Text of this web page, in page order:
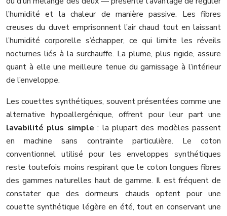
l’humidité et la chaleur de manière passive. Les fibres
creuses du duvet emprisonnent l’air chaud tout en laissant
l’humidité corporelle s’échapper, ce qui limite les réveils
nocturnes liés à la surchauffe. La plume, plus rigide, assure
quant à elle une meilleure tenue du garnissage à l’intérieur
de l’enveloppe.
Les couettes synthétiques, souvent présentées comme une
alternative hypoallergénique, offrent pour leur part une
lavabilité plus simple : la plupart des modèles passent
en machine sans contrainte particulière. Le coton
conventionnel utilisé pour les enveloppes synthétiques
reste toutefois moins respirant que le coton longues fibres
des gammes naturelles haut de gamme. Il est fréquent de
constater que des dormeurs chauds optent pour une
couette synthétique légère en été, tout en conservant une